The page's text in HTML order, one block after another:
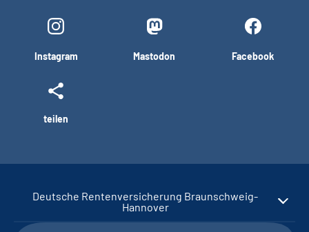
Instagram Mastodon Facebook
teilen
Deutsche Rentenversicherung Braunschweig-
Hannover